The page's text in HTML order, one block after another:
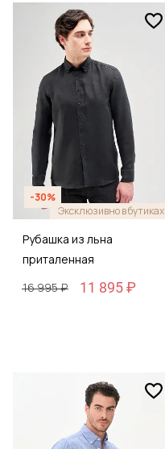
-30%
Эксклюзивно в бутиках
Рубашка из льна
приталенная
16 995 ₽
11 895 ₽